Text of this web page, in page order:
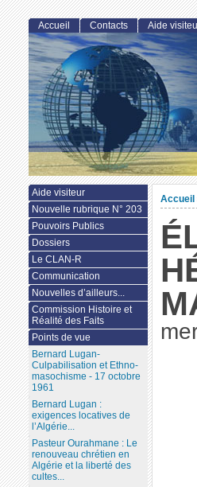
Accueil
Accueil Contacts Aide
Aide visiteur
Nouvelle rubrique N° 203
Pouvoirs Publics
Dossiers
Le CLAN-R
Communication
Nouvelles d’ailleurs...
Commission Histoire et
Réalité des Faits
Points de vue
Bernard Lugan-
Culpabilisation et Ethno-
masochisme - 17 octobre
1961
Bernard Lugan :
exigences locatives de
l’Algérie...
Pasteur Ourahmane : Le
renouveau chrétien en
Algérie et la liberté des
cultes...